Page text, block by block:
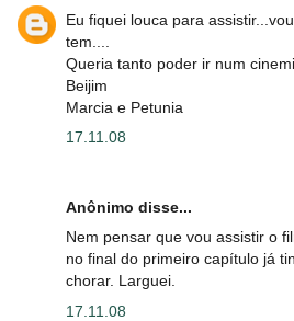
Eu fiquei louca para
tem....
Queria tanto poder ir num
Beijim
Marcia e Petunia
17.11.08
Anônimo disse...
Nem pensar que vou assistir o
no final do primeiro capítulo já
chorar. Larguei.
17.11.08